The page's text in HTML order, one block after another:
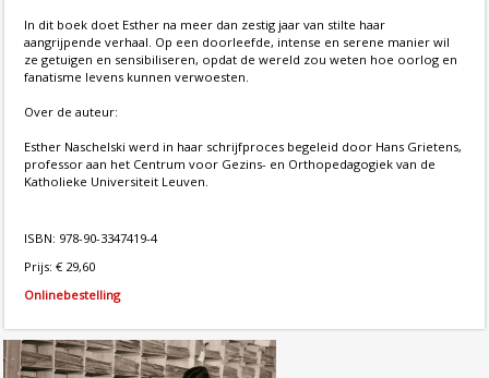
In dit boek doet Esther na meer dan zestig jaar van stilte haar
aangrijpende verhaal. Op een doorleefde, intense en serene manier wil
ze getuigen en sensibiliseren, opdat de wereld zou weten hoe oorlog en
fanatisme levens kunnen verwoesten.
Over de auteur:
Esther Naschelski werd in haar schrijfproces begeleid door Hans Grietens,
professor aan het Centrum voor Gezins- en Orthopedagogiek van de
Katholieke Universiteit Leuven.
ISBN: 978-90-3347419-4
Prijs: € 29,60
Onlinebestelling